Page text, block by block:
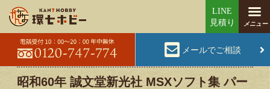
メールでご相談
昭和60年 誠文堂新光社 MSXソフト集 パー